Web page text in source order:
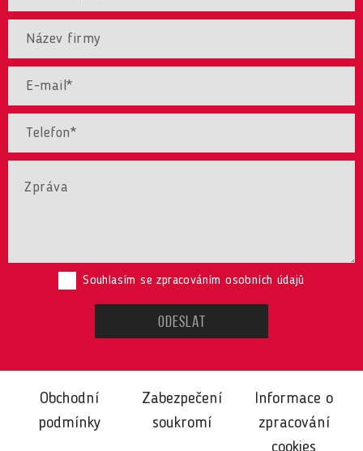
Souhlasím se zpracováním osobních údajů
Obchodní
podmínky
Zabezpečení
soukromí
Informace o
zpracování
cookies